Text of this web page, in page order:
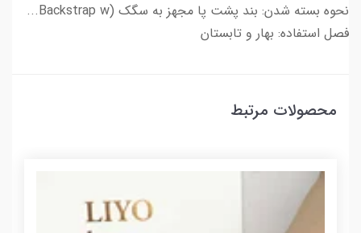
نحوه بسته شدن: بند پشت پا مجهز به سگک (Backstrap w...
فصل استفاده: بهار و تابستان
محصولات مرتبط